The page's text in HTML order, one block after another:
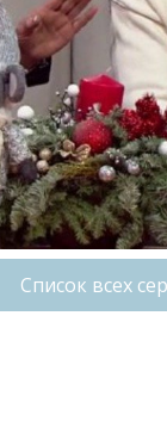
Список всех